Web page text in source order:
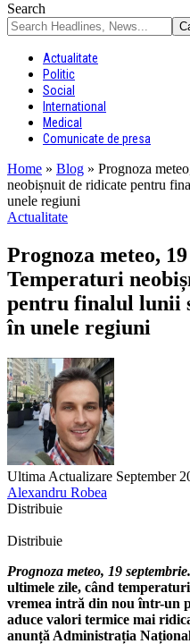
Search
Actualitate
Politic
Social
International
Medical
Comunicate de presa
Home » Blog » Prognoza
neobișnuit de ridicate pentru
unele regiuni
Actualitate
Prognoza meteo,
Temperaturi
pentru finalul lunii
în unele regiuni
Ultima Actualizare September
Alexandru Robea
Distribuie
Distribuie
Prognoza meteo, 19 septembrie.
ultimele zile, când
vremea intră din nou într-un
aduce valori termice mai
anunță Administrația